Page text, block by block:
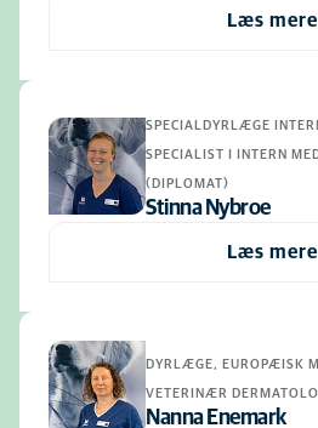
Læs mere
SPECIALDYRLÆGE
SPECIALIST I INTERN
(DIPLOMAT)
Stinna Nybroe
Læs mere
DYRLÆGE, EUROPÆISK
VETERINÆR
Nanna Enemark